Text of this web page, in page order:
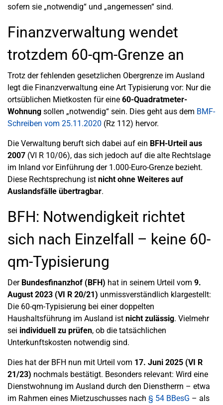
sofern sie „notwendig“ und „angemessen“ sind.
Finanzverwaltung wendet
trotzdem 60-qm-Grenze an
Trotz der fehlenden gesetzlichen Obergrenze im Ausland
legt die Finanzverwaltung eine Art Typisierung vor: Nur die
ortsüblichen Mietkosten für eine 60-Quadratmeter-
Wohnung sollen „notwendig“ sein. Dies geht aus dem BMF-
Schreiben vom 25.11.2020 (Rz 112) hervor.
Die Verwaltung beruft sich dabei auf ein BFH-Urteil aus
2007 (VI R 10/06), das sich jedoch auf die alte Rechtslage
im Inland vor Einführung der 1.000-Euro-Grenze bezieht.
Diese Rechtsprechung ist nicht ohne Weiteres auf
Auslandsfälle übertragbar.
BFH: Notwendigkeit richtet
sich nach Einzelfall – keine 60-
qm-Typisierung
Der Bundesfinanzhof (BFH) hat in seinem Urteil vom 9.
August 2023 (VI R 20/21) unmissverständlich klargestellt:
Die 60-qm-Typisierung bei einer doppelten
Haushaltsführung im Ausland ist nicht zulässig. Vielmehr
sei individuell zu prüfen, ob die tatsächlichen
Unterkunftskosten notwendig sind.
Dies hat der BFH nun mit Urteil vom 17. Juni 2025 (VI R
21/23) nochmals bestätigt. Besonders relevant: Wird eine
Dienstwohnung im Ausland durch den Dienstherrn – etwa
im Rahmen eines Mietzuschusses nach § 54 BBesG – als